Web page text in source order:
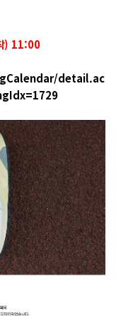
) 11:00
detail.ac